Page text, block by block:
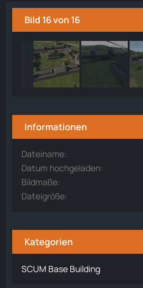
Bild 16 von 16
Informationen
Dateiname
Datum hochgeladen
Bildmaße
Dateigröße
Kategorien
SCUM Base Building